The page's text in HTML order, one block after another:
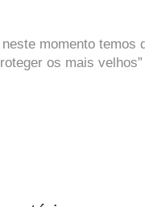
momento
os mais